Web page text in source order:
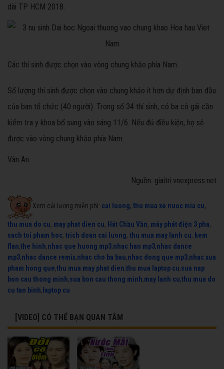
dài TP HCM 2018.
Các thí sinh được chọn vào vòng chung khảo phía Nam.
Số lượng thí sinh được chọn vào chung khảo ít hơn dự định ban đầu
của ban tổ chức (40 người). Trong số 34 thí sinh, có ba cô gái cần
kiểm tra y khoa bổ sung vào sáng 11/6. Nếu đủ điều kiện, họ sẽ
được vào vòng chung khảo phía Nam.
Vân An
Nguồn: giaitri.vnexpress.net
Xem cải lương miễn phí: cai luong, thu mua xe nuoc mia cu,
thu mua do cu, may phat dien cu, Hát Chầu Văn, máy phát điện 3 pha,
sach toi pham hoc, trich doan cai luong, thu mua may lanh cu, kem
flan,the hinh,nhac que huong mp3,nhac han mp3,nhac dance
mp3,nhac dance remix,nhac cho ba bau,nhac dong que mp3,nhac xua
pham hong que,thu mua may phat dien,thu mua laptop cu,sua nap
bon cau thong minh,sua bon cau thong minh,may lanh cu,thu mua do
cu tan binh, laptop cu
[VIDEO] CÓ THỂ BẠN QUAN TÂM